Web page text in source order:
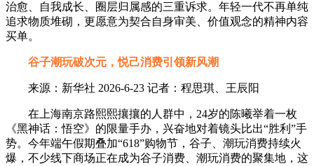
治愈、自我成长、圈层归属感的三重诉求。年轻一代不再单纯
追求物质堆砌，更愿意为契合自身审美、价值观念的精神内容
买单。
谷子潮玩破次元，悦己消费引领新风潮
来源：新华社 2026-6-23 记者：程思琪、王辰阳
在上海南京路熙熙攘攘的人群中，24岁的陈曦举着一枚
《黑神话：悟空》的限量手办，兴奋地对着镜头比出“胜利”手
势。今年端午假期叠加“618”购物节，谷子、潮玩消费持续火
爆，不少线下商场正在成为谷子消费、潮玩消费的聚集地，这